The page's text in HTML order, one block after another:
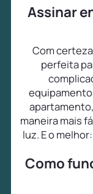
Assinar
Com
perfeita
maneira mais
luz. E o
Como